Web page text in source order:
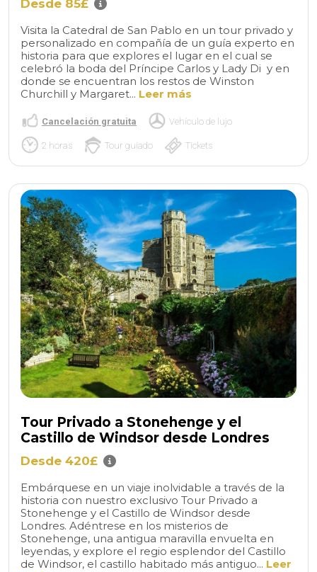
Desde 85£
Visita la Catedral de San Pablo en un tour privado y
personalizado en compañía de un guía experto en
historia para que explores el lugar en el cual se
celebró la boda del Príncipe Carlos y Lady Di y en
donde se encuentran los restos de Winston
Churchill y Margaret... Leer más
Cancelación gratuita Vehículo de lujo
2 horas Tour guiado Tickets
Tour Privado a Stonehenge y el
Castillo de Windsor desde Londres
Desde 420£
Embárquese en un viaje inolvidable a través de la
historia con nuestro exclusivo Tour Privado a
Stonehenge y el Castillo de Windsor desde
Londres. Adéntrese en los misterios de
Stonehenge, una antigua maravilla envuelta en
leyendas, y explore el regio esplendor del Castillo
de Windsor, el castillo habitado más antiguo... Leer